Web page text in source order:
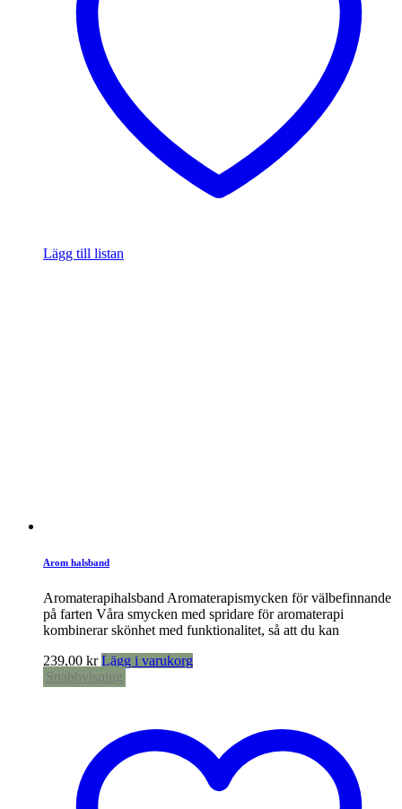
Lägg till listan
Arom halsband
Aromaterapihalsband Aromaterapismycken för välbefinnande
på farten Våra smycken med spridare för aromaterapi
kombinerar skönhet med funktionalitet, så att du kan
239,00 kr Lägg i varukorg
Snabbvisning